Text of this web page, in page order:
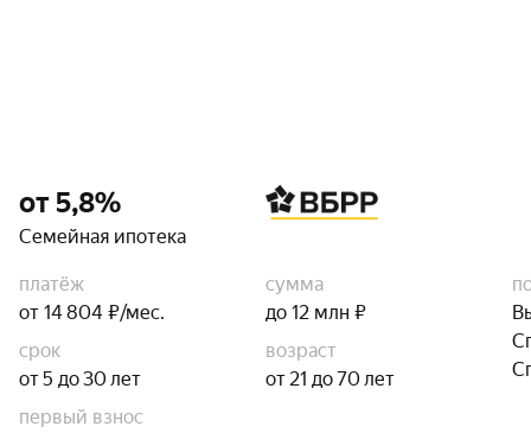
от 5,8%
Семейная ипотека
платёж
от 14 804 ₽/мес.
сумма
до 12 млн ₽
срок
от 5 до 30 лет
возраст
от 21 до 70 лет
первый взнос